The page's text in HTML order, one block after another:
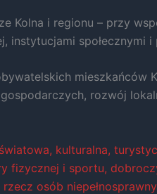
Kolna i regionu – przy
instytucjami społecznymi
mieszkańców
rozwój
kulturalna,
fizycznej i sportu,
osób
internetowej,
na podstawie
tego, jak
używana.
internetowa
działała jak
najlepiej podczas